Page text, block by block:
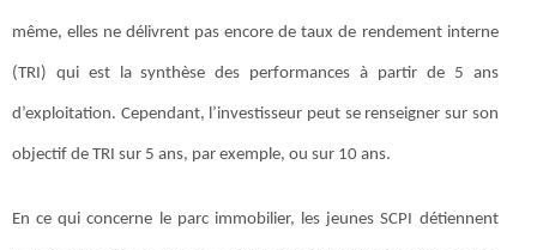
même, elles ne délivrent pas encore de taux de rendement interne
(TRI) qui est la synthèse des performances à partir de 5 ans
d’exploitation. Cependant, l’investisseur peut se renseigner sur son
objectif de TRI sur 5 ans, par exemple, ou sur 10 ans.
En ce qui concerne le parc immobilier, les jeunes SCPI détiennent